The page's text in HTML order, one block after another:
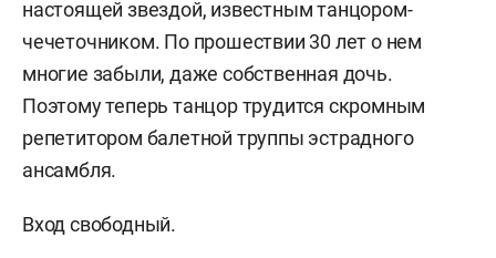
настоящей звездой, известным танцором-
чечеточником. По прошествии 30 лет о нем
многие забыли, даже собственная дочь.
Поэтому теперь танцор трудится скромным
репетитором балетной труппы эстрадного
ансамбля.
Вход свободный.